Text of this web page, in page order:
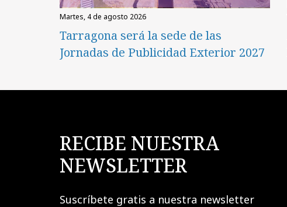
martes, 4 de agosto 2026
Tarragona será la sede de las
Jornadas de Publicidad Exterior 2027
RECIBE NUESTRA
NEWSLETTER
Suscríbete gratis a nuestra newsletter